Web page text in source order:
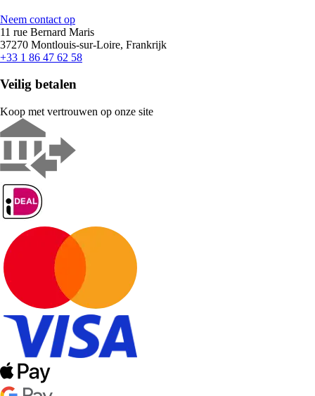
Neem contact op
11 rue Bernard Maris
37270 Montlouis-sur-Loire, Frankrijk
+33 1 86 47 62 58
Veilig betalen
Koop met vertrouwen op onze site